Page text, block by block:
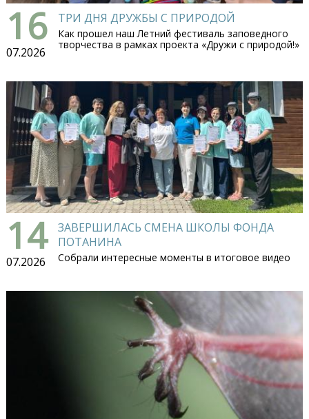
16
07.2026
ТРИ ДНЯ ДРУЖБЫ С ПРИРОДОЙ
Как прошел наш Летний фестиваль заповедного
творчества в рамках проекта «Дружи с природой!»
14
07.2026
ЗАВЕРШИЛАСЬ СМЕНА ШКОЛЫ ФОНДА
ПОТАНИНА
Собрали интересные моменты в итоговое видео